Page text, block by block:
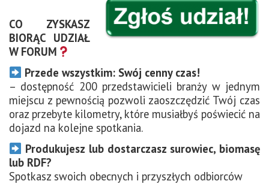
CO ZYSKASZ
BIORĄC UDZIAŁ
W FORUM
Przede wszystkim: Swój cenny czas!
– dostępność 200 przedstawicieli branży w jednym
miejscu z pewnością pozwoli zaoszczędzić Twój czas
oraz przebyte kilometry, które musiałbyś poświecić na
dojazd na kolejne spotkania.
Produkujesz lub dostarczasz surowiec, biomasę
lub RDF?
Spotkasz swoich obecnych i przyszłych odbiorców